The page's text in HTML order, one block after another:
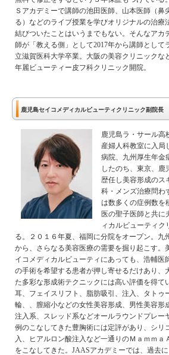
Ｓアカデミーで講師の池田医師、山本医師（鼻
る）などのライブ授業を学びオリジナルの治療
結びついたことはいうまでもない。そんなア
師が「教える側」として2017年から講師として
立滋賀医科大学卒業。大阪の美容クリニックな
年麗ビューティー皮フ科クリニック開院。
鹿児島セイコメディカルビューティクリニック副院長
鹿児島ラ・サール高
産婦人科教室に入局
病院、九州厚生年金
したのち、東京、鹿
歴任し美容形成のス
科・メンズ治療問わ
は数多くの症例数を
医の聖子医師と共に
ィカルビューティク
る。２０１６年夏、福岡に分院をオープン。九
から、さらなる美容医療の需要を掘り起こす。
イコメディカルビューティにあっても、浩輔医
の手術を希望する患者が押し寄せるだけあり、
た多彩な形成術テクニックには高い評価を得て
耳、フェイスリフト、脂肪吸引、注入、タトゥ
輪、、膣縮小などの女性美容形成、男性美容形
注入系、スレッド系などオールラウンドプレー
例のこなしてきた豊胸術には定評があり、シリ
入、ヒアルロン酸注入など一通りのＭａｍｍａ
をこなしてきた。JAASアカデミーでは、過去